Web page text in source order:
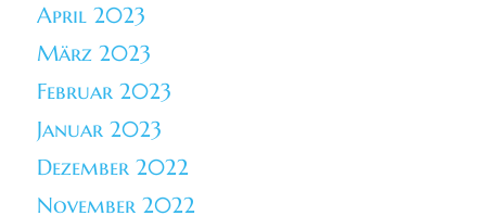
April 2023
März 2023
Februar 2023
Januar 2023
Dezember 2022
November 2022